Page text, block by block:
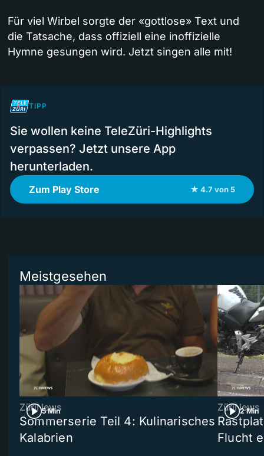
Für viel Wirbel sorgte der «gottlose» Text und
die Tatsache, dass offiziell eine inoffizielle
Hymne gesungen wird. Jetzt singen alle mit!
TIPP
Sie wollen keine TeleZüri-Highlights
verpassen? Jetzt unsere App
herunterladen.
Zum Play Store ★ 4.7 von 5
Meistgesehen
5 Min
ZüriNews
Sommerserie Teil 4: Kulinarisches
Kalabrien
2 Min
ZüriNews
Flucht